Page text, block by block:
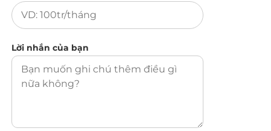
Lời nhắn của bạn